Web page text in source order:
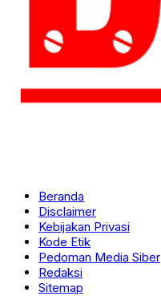
Beranda
Disclaimer
Kebijakan Privasi
Kode Etik
Pedoman Media Siber
Redaksi
Sitemap